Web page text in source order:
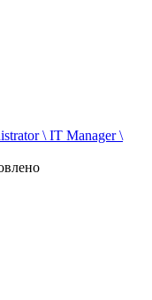
\ IT Manager \